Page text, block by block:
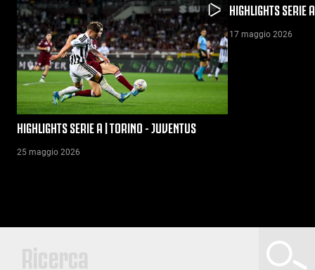
HIGHLIGHTS SERIE A | TORINO - JUVENTUS
25 maggio 2026
HIGHLIGHTS SERIE
17 maggio 2026